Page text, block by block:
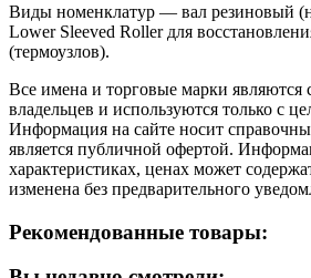
Виды номенклатур — вал резиновый
Lower Sleeved Roller для
(термоузлов).
Все имена и торговые марки являются
владельцев и используются только с
Информация на сайте носит
является публичной офертой.
характеристиках, ценах может
изменена без предварительного
Рекомендованные товары: